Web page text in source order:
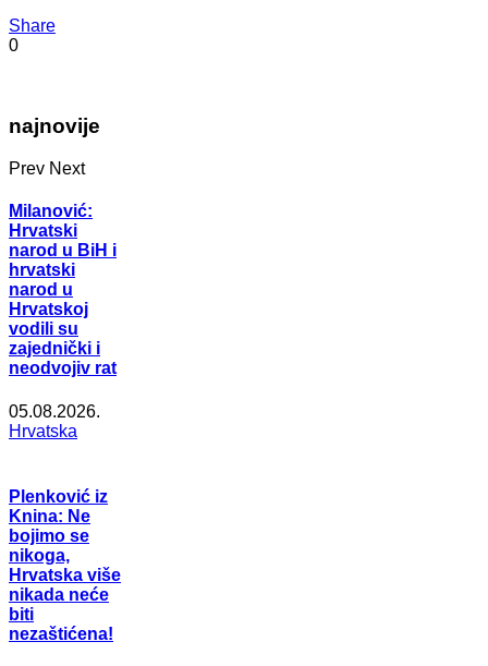
Share
0
najnovije
Prev Next
Milanović:
Hrvatski
narod u BiH i
hrvatski
narod u
Hrvatskoj
vodili su
zajednički i
neodvojiv rat
05.08.2026.
Hrvatska
Plenković iz
Knina: Ne
bojimo se
nikoga,
Hrvatska više
nikada neće
biti
nezaštićena!